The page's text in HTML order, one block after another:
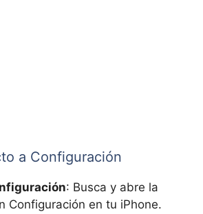
a Configuración
: Busca y abre la
Configuración en tu iPhone.